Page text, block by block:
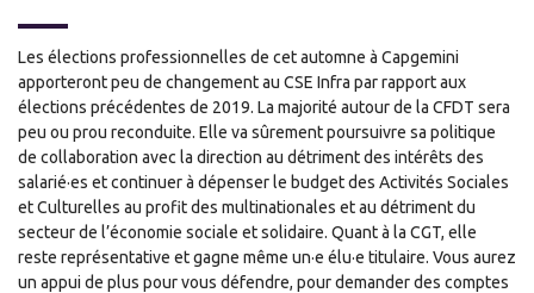
Les élections professionnelles de cet automne à Capgemini
apporteront peu de changement au CSE Infra par rapport aux
élections précédentes de 2019. La majorité autour de la CFDT sera
peu ou prou reconduite. Elle va sûrement poursuivre sa politique
de collaboration avec la direction au détriment des intérêts des
salarié·es et continuer à dépenser le budget des Activités Sociales
et Culturelles au profit des multinationales et au détriment du
secteur de l’économie sociale et solidaire. Quant à la CGT, elle
reste représentative et gagne même un·e élu·e titulaire. Vous aurez
un appui de plus pour vous défendre, pour demander des comptes